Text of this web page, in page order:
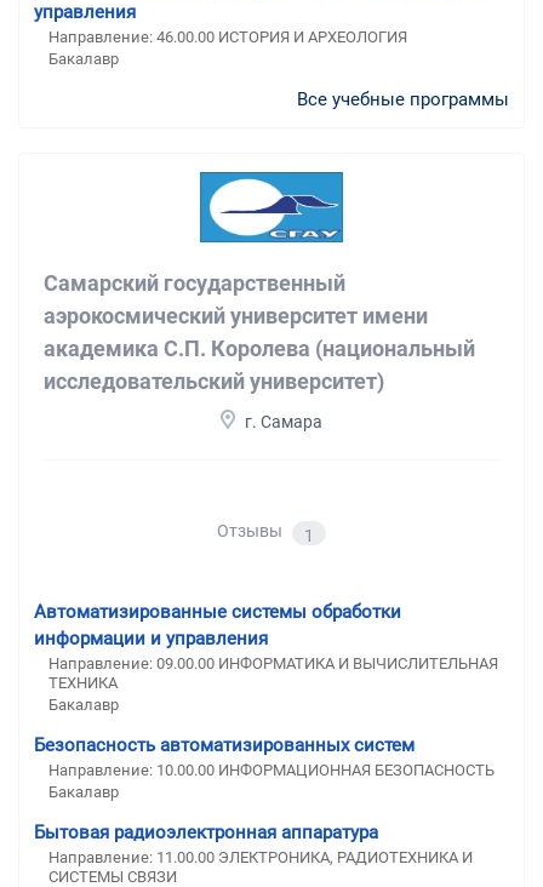
управления
Направление: 46.00.00 ИСТОРИЯ И АРХЕОЛОГИЯ
Бакалавр
Все учебные программы
Самарский государственный
аэрокосмический университет имени
академика С.П. Королева (национальный
исследовательский университет)
г. Самара
Отзывы 1
Автоматизированные системы обработки
информации и управления
Направление: 09.00.00 ИНФОРМАТИКА И ВЫЧИСЛИТЕЛЬНАЯ
ТЕХНИКА
Бакалавр
Безопасность автоматизированных систем
Направление: 10.00.00 ИНФОРМАЦИОННАЯ БЕЗОПАСНОСТЬ
Бакалавр
Бытовая радиоэлектронная аппаратура
Направление: 11.00.00 ЭЛЕКТРОНИКА, РАДИОТЕХНИКА И
СИСТЕМЫ СВЯЗИ